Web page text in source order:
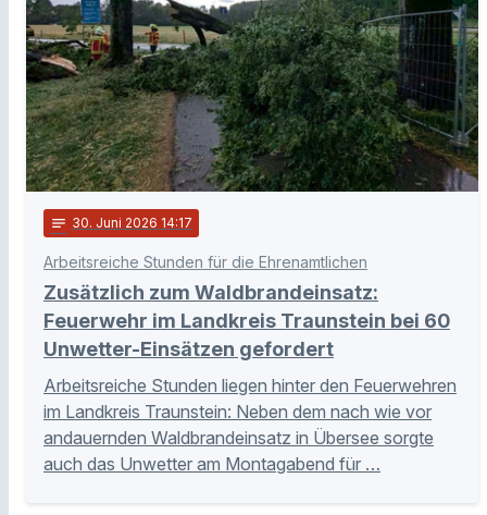
notes 30. Juni 2026 14:17
Arbeitsreiche Stunden für die Ehrenamtlichen
Zusätzlich zum Waldbrandeinsatz:
Feuerwehr im Landkreis Traunstein bei 60
Unwetter-Einsätzen gefordert
Arbeitsreiche Stunden liegen hinter den Feuerwehren
im Landkreis Traunstein: Neben dem nach wie vor
andauernden Waldbrandeinsatz in Übersee sorgte
auch das Unwetter am Montagabend für …